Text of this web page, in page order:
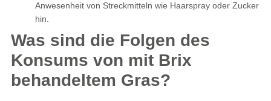
Anwesenheit von Streckmitteln wie Haarspray oder Zucker
hin.
Was sind die Folgen des
Konsums von mit Brix
behandeltem Gras?